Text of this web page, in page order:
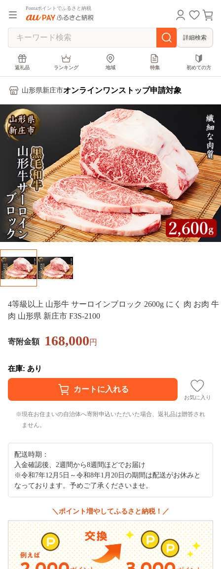
Pontaポイントでふるさと納税
詳細検索
返礼品 ランキング 地域 特集 初めての方
山形県新庄市オンラインワンストップ申請対象
4等級以上 山形牛 サーロインブロック 2600g にく 肉 お肉 牛
肉 山形県 新庄市 F3S-2100
寄附金額 168,000円
在庫: あり
お気に入り
現在お住まいの自治体へ寄附申込いただいた場合、返礼品は贈答され
ません。
配送時期：
入金確認後、2週間から8週間ほどでお届け
※令和7年12月5日～令和8年1月20日の期間は配送がお休みと
なっております。予めご了承くださいませ。
＼ポイント増やしてふるさと納税！／